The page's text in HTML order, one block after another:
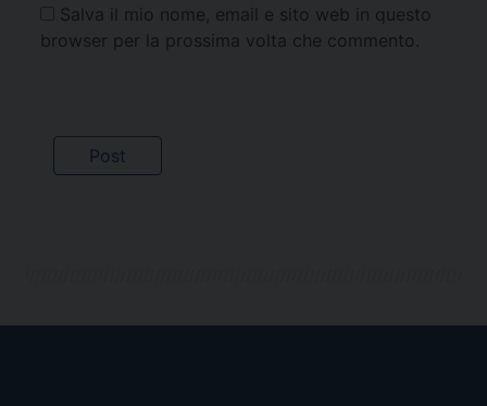
Salva il mio nome, email e sito web in questo
browser per la prossima volta che commento.